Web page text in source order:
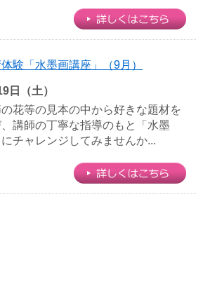
験「水墨画講座」（9月）
日（土）
花等の見本の中から好きな題材を
講師の丁寧な指導のもと「水墨
チャレンジしてみませんか...